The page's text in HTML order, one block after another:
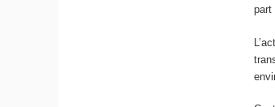
part